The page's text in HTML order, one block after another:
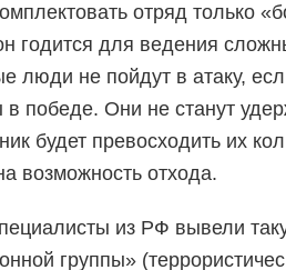
отряд только
годится для ведения
люди не пойдут в атаку,
победе. Они не станут
будет превосходить их
возможность отхода.
из РФ вывели
группы»